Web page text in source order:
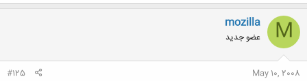
M
mozilla
عضو جدید
May 10, 2008
#125